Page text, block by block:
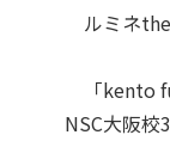
ルミネthe
「kento
NSC大阪